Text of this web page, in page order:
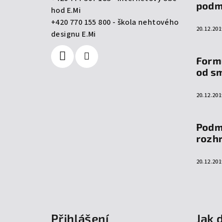
hod E.Mi
+420 770 155 800 - škola nehtového
designu E.Mi
od
Přihlášení Jak